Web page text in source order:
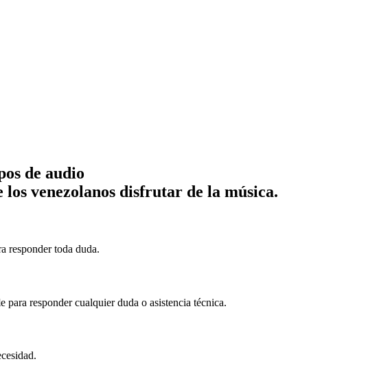
de audio
venezolanos disfrutar de la música.
responder toda duda.
responder cualquier duda o asistencia técnica.